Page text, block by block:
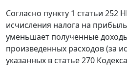
Согласно пункту 1 статьи 252
исчисления налога на
уменьшает полученные
произведенных расходов (за
указанных в статье 270